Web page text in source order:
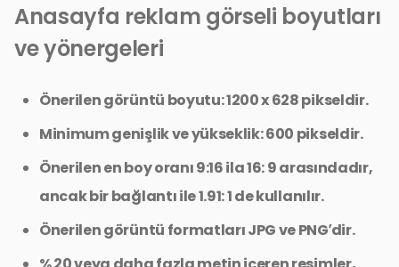
Anasayfa reklam görseli boyutları
ve yönergeleri
Önerilen görüntü boyutu: 1200 x 628 pikseldir.
Minimum genişlik ve yükseklik: 600 pikseldir.
Önerilen en boy oranı 9:16 ila 16: 9 arasındadır,
ancak bir bağlantı ile 1.91: 1 de kullanılır.
Önerilen görüntü formatları JPG ve PNG’dir.